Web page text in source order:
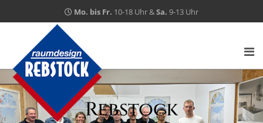
Mo. bis Fr. 10-18 Uhr &Sa. 9-13 Uhr
Rebstock